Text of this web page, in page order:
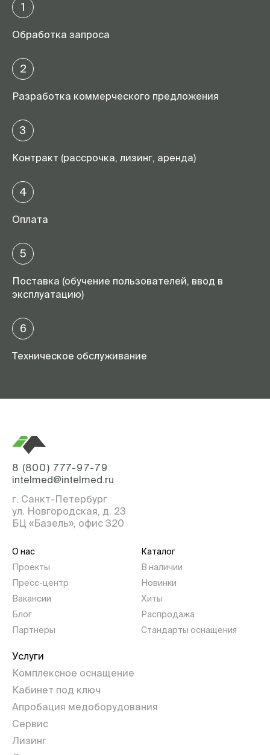
1
Обработка запроса
2
Разработка коммерческого предложения
3
Контракт (рассрочка, лизинг, аренда)
4
Оплата
5
Поставка (обучение пользователей, ввод в
эксплуатацию)
6
Техническое обслуживание
8 (800) 777-97-79
intelmed@intelmed.ru
г. Санкт-Петербург
ул. Новгородская, д. 23
БЦ «Базель», офис 320
О нас
Проекты
Пресс-центр
Вакансии
Блог
Партнеры
Каталог
В наличии
Новинки
Хиты
Распродажа
Стандарты оснащения
Услуги
Комплексное оснащение
Кабинет под ключ
Апробация медоборудования
Сервис
Лизинг